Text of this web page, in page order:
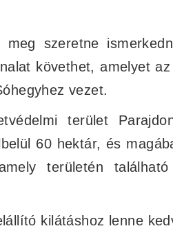
meg szeretne
követhet, amelyet
vezet.
terület
60 hektár, és
területén található
kilátáshoz lenne